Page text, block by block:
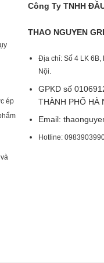
ép
Công Ty TNHH
THAO NGUYEN
Địa chỉ: Số 4 LK 6B,
Nội.
GPKD số
THÀNH PHỐ HÀ
Email:
Hotline: